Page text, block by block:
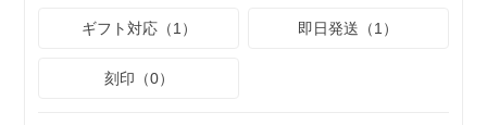
ギフト対応（1） 即日発送（1）
刻印（0）